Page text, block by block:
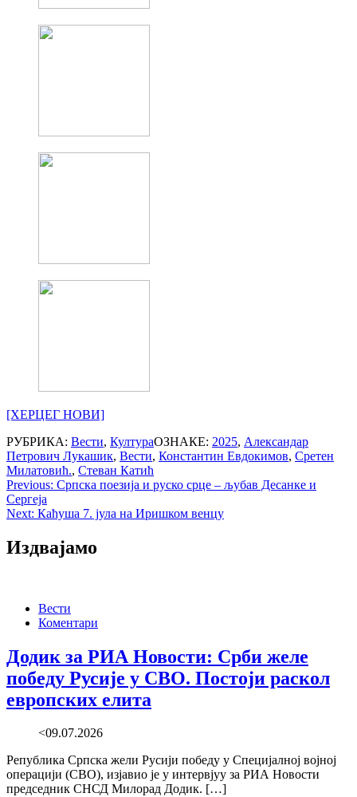
[ХЕРЦЕГ НОВИ]
РУБРИКА: Вести, КултураОЗНАКЕ: 2025, Александар
Петрович Лукашик, Вести, Константин Евдокимов, Сретен
Милатовић., Стеван Катић
Post
navigation
Previous: Српска поезија и руско срце – љубав Десанке и
Сергеја
Next: Каћуша 7. јула на Иришком венцу
Издвајамо
Вести
Коментари
Додик за РИА Новости: Срби желе
победу Русије у СВО. Постоји раскол
европских елита
<09.07.2026
Република Српска жели Русији победу у Специјалној војној
операцији (СВО), изјавио је у интервјуу за РИА Новости
председник СНСД Милорад Додик. […]